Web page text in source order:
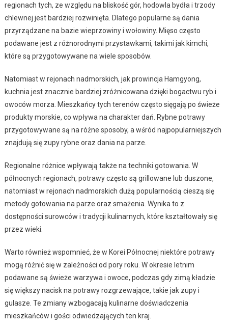
regionach tych, ze względu na bliskość gór, hodowla bydła i trzody
chlewnej jest bardziej rozwinięta. Dlatego popularne są dania
przyrządzane na bazie wieprzowiny i wołowiny. Mięso często
podawane jest z różnorodnymi przystawkami, takimi jak kimchi,
które są przygotowywane na wiele sposobów.
Natomiast w rejonach nadmorskich, jak prowincja Hamgyong,
kuchnia jest znacznie bardziej zróżnicowana dzięki bogactwu ryb i
owoców morza. Mieszkańcy tych terenów często sięgają po świeże
produkty morskie, co wpływa na charakter dań. Rybne potrawy
przygotowywane są na różne sposoby, a wśród najpopularniejszych
znajdują się zupy rybne oraz dania na parze.
Regionalne różnice wpływają także na techniki gotowania. W
północnych regionach, potrawy często są grillowane lub duszone,
natomiast w rejonach nadmorskich dużą popularnością cieszą się
metody gotowania na parze oraz smażenia. Wynika to z
dostępności surowców i tradycji kulinarnych, które kształtowały się
przez wieki.
Warto również wspomnieć, że w Korei Północnej niektóre potrawy
mogą różnić się w zależności od pory roku. W okresie letnim
podawane są świeże warzywa i owoce, podczas gdy zimą kładzie
się większy nacisk na potrawy rozgrzewające, takie jak zupy i
gulasze. Te zmiany wzbogacają kulinarne doświadczenia
mieszkańców i gości odwiedzających ten kraj.